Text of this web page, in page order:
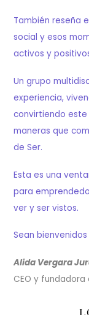
También reseña
social y esos
activos y
Un grupo
experiencia,
convirtiendo
maneras que
de Ser.
Esta es una
para
ver y ser vistos.
Sean
Alida Vergara
CEO y fundadora